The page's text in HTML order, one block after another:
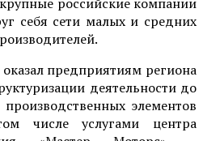
себя сети малых и средних
предприятиям региона
деятельности до
элементов
числе услугами центра